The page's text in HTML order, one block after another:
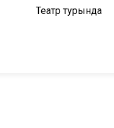
Театр турында